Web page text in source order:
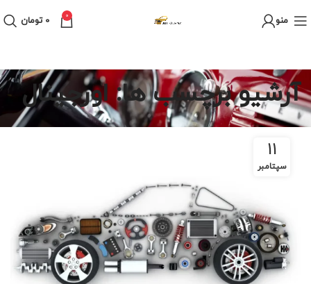
منو 0
0 تومان
آرشیو برچسب ها: اورجینال
11
سپتامبر